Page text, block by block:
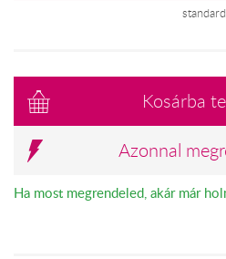
standard
Kosárba
Azonnal
Ha most megrendeled, akár már